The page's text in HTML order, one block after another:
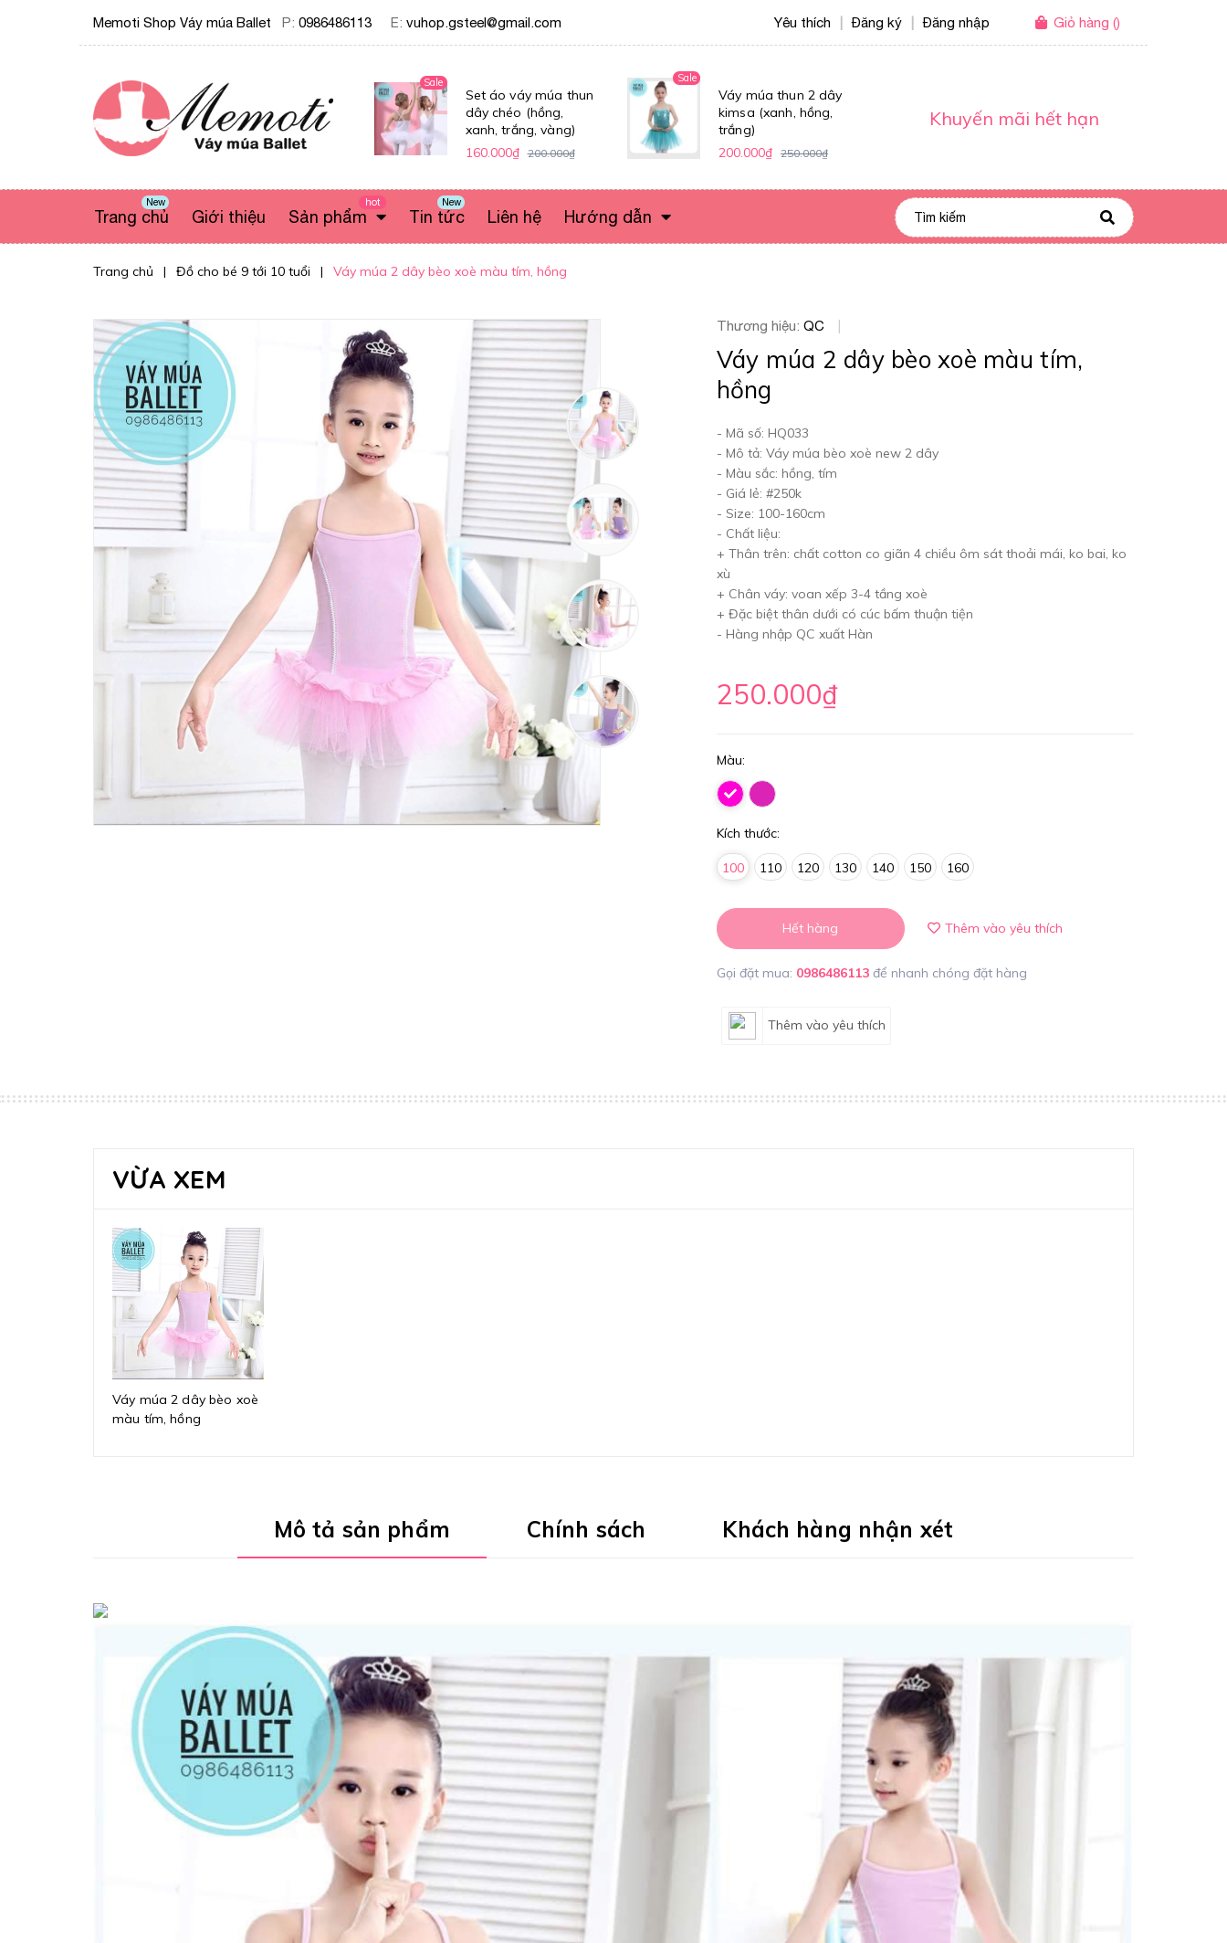
Memoti Shop Váy múa Ballet P: 0986486113 E: vuhop.gsteel@gmail.com Yêu thích Đăng ký Đăng nhập Giỏ hàng ()
Sale
Set áo váy múa thun
dây chéo (hồng,
xanh, trắng, vàng)
160.000₫ 200.000₫
Sale
Váy múa thun 2 dây
kimsa (xanh, hồng,
trắng)
200.000₫ 250.000₫
Khuyến mãi hết hạn
Trang chủ
New
Giới thiệu Sản phẩm
hot
Tin tức
New
Liên hệ Hướng dẫn
Trang chủ | Đồ cho bé 9 tới 10 tuổi | Váy múa 2 dây bèo xoè màu tím, hồng
Thương hiệu: QC
Váy múa 2 dây bèo xoè màu tím,
hồng
- Mã số: HQ033
- Mô tả: Váy múa bèo xoè new 2 dây
- Màu sắc: hồng, tím
- Giá lẻ: #250k
- Size: 100-160cm
- Chất liệu:
+ Thân trên: chất cotton co giãn 4 chiều ôm sát thoải mái, ko bai, ko
xù
+ Chân váy: voan xếp 3-4 tầng xoè
+ Đặc biệt thân dưới có cúc bấm thuận tiện
- Hàng nhập QC xuất Hàn
250.000₫
Màu:
Kích thước:
100 110 120 130 140 150 160
Hết hàng Thêm vào yêu thích
Gọi đặt mua: 0986486113 để nhanh chóng đặt hàng
Thêm vào yêu thích
VỪA XEM
Váy múa 2 dây bèo xoè
màu tím, hồng
Mô tả sản phẩm Chính sách Khách hàng nhận xét